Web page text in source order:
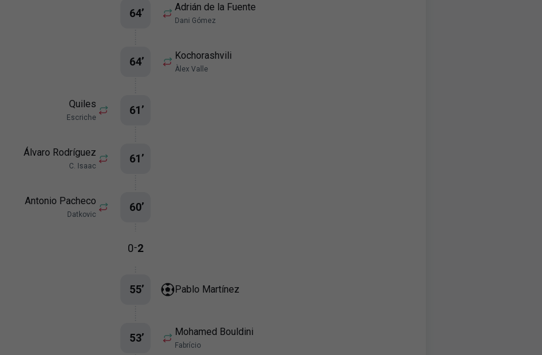
Adrián de la Fuente
Dani Gómez
64’
Kochorashvili
Àlex Valle
64’
Quiles
Escriche
61’
Álvaro Rodríguez
C. Isaac
61’
Antonio Pacheco
Datkovic
60’
0-2
Pablo Martínez
55’
Mohamed Bouldini
Fabrício
53’